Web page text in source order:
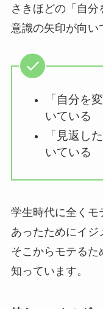
さきほどの「自分
意識の矢印が向い
「自分を
いている
「見返
いている
学生時代に全くモ
あったためにイジ
そこからモテるた
知っています。